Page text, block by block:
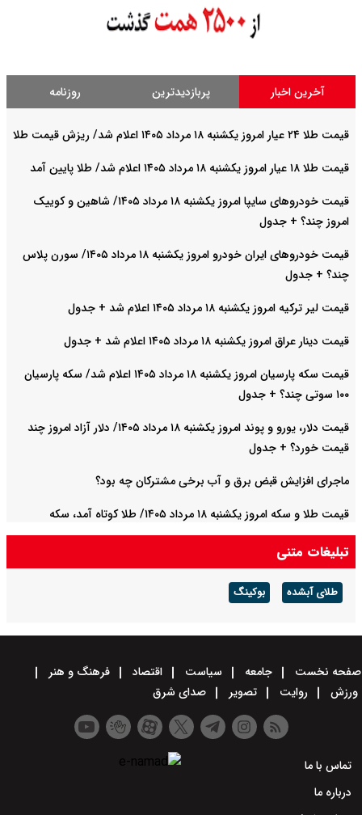
آخرین اخبار پربازدیدترین روزنامه
قیمت طلا ۲۴ عیار امروز یکشنبه ۱۸ مرداد ۱۴۰۵ اعلام شد/ ریزش قیمت طلا
قیمت طلا ۱۸ عیار امروز یکشنبه ۱۸ مرداد ۱۴۰۵ اعلام شد/ طلا پایین آمد
قیمت خودرو‌های سایپا امروز یکشنبه ۱۸ مرداد ۱۴۰۵/ شاهین و کوییک
امروز چند؟ + جدول
قیمت خودرو‌های ایران خودرو امروز یکشنبه ۱۸ مرداد ۱۴۰۵/ سورن پلاس
چند؟ + جدول
قیمت لیر ترکیه امروز یکشنبه ۱۸ مرداد ۱۴۰۵ اعلام شد + جدول
قیمت دینار عراق امروز یکشنبه ۱۸ مرداد ۱۴۰۵ اعلام شد + جدول
قیمت سکه پارسیان امروز یکشنبه ۱۸ مرداد ۱۴۰۵ اعلام شد/ سکه پارسیان
۱۰۰ سوتی چند؟ + جدول
قیمت دلار، یورو و پوند امروز یکشنبه ۱۸ مرداد ۱۴۰۵/ دلار آزاد امروز چند
قیمت خورد؟ + جدول
ماجرای افزایش قبض برق و آب برخی مشترکان چه بود؟
قیمت طلا و سکه امروز یکشنبه ۱۸ مرداد ۱۴۰۵/ طلا کوتاه آمد، سکه
میلیونی تغییر کرد + جدول
تبلیغات متنی
طلای آبشده بوکینگ
صفحه نخست جامعه سیاست اقتصاد
فرهنگ و هنر
ورزش
روایت تصویر صدای شرق
تماس با ما
درباره ما